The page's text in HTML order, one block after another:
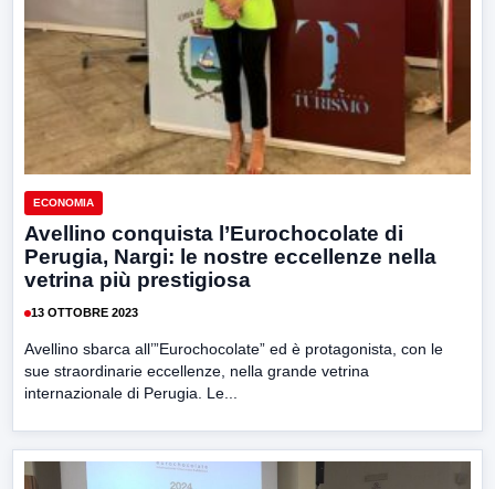
ECONOMIA
Avellino conquista l’Eurochocolate di
Perugia, Nargi: le nostre eccellenze nella
vetrina più prestigiosa
13 OTTOBRE 2023
Avellino sbarca all’”Eurochocolate” ed è protagonista, con le
sue straordinarie eccellenze, nella grande vetrina
internazionale di Perugia. Le...